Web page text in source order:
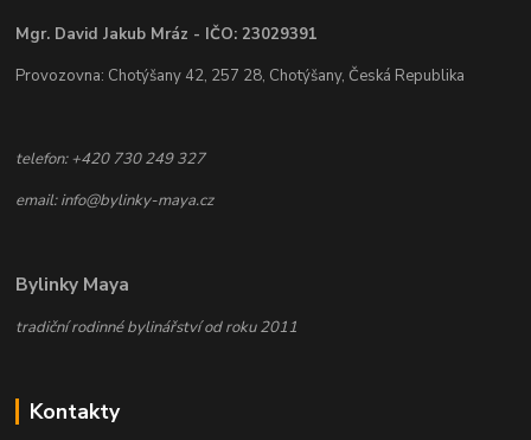
Mgr. David Jakub Mráz - IČO: 23029391
Provozovna: Chotýšany 42, 257 28, Chotýšany, Česká Republika
telefon: +420 730 249 327
email: info@bylinky-maya.cz
Bylinky Maya
tradiční rodinné bylinářství od roku 2011
Kontakty